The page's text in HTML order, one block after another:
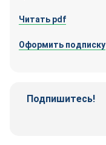
Читать pdf
Оформить подписку
Подпишитесь!